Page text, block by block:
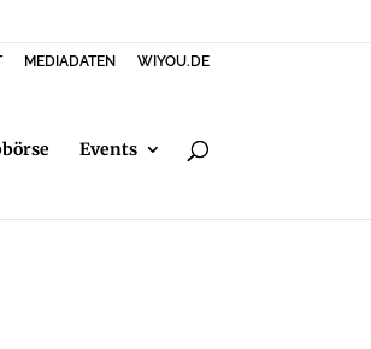
MEDIADATEN WIYOU.DE
Events